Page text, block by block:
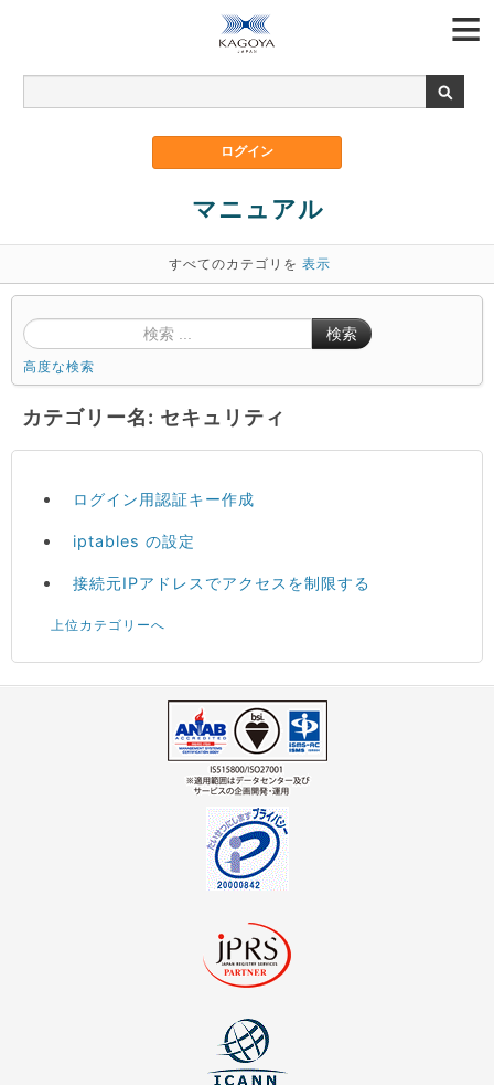
マニュアル
すべてのカテゴリを 表示
検索
高度な検索
カテゴリー名: セキュリティ
ログイン用認証キー作成
iptables の設定
接続元IPアドレスでアクセスを制限する
上位カテゴリーへ